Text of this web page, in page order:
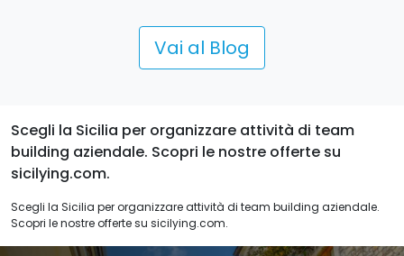
Vai al Blog
Scegli la Sicilia per organizzare attività di team
building aziendale. Scopri le nostre offerte su
sicilying.com.
Scegli la Sicilia per organizzare attività di team building aziendale.
Scopri le nostre offerte su sicilying.com.